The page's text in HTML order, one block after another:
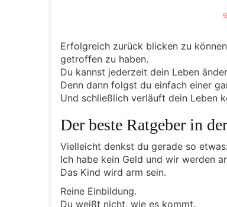
Erfolgreich zurück blicken zu
getroffen zu haben.
Du kannst jederzeit dein Leben
Denn dann folgst du einfach einer
Und schließlich verläuft dein Leben
Der beste Ratgeber in
Vielleicht denkst du gerade so etwas:
Ich habe kein Geld und wir werden
Das Kind wird arm sein.
Reine Einbildung.
Du weißt nicht, wie es kommt.